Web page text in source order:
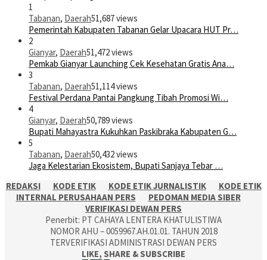
1
Tabanan, Daerah51,687 views
Pemerintah Kabupaten Tabanan Gelar Upacara HUT Pr…
2
Gianyar, Daerah51,472 views
Pemkab Gianyar Launching Cek Kesehatan Gratis Ana…
3
Tabanan, Daerah51,114 views
Festival Perdana Pantai Pangkung Tibah Promosi Wi…
4
Gianyar, Daerah50,789 views
Bupati Mahayastra Kukuhkan Paskibraka Kabupaten G…
5
Tabanan, Daerah50,432 views
Jaga Kelestarian Ekosistem, Bupati Sanjaya Tebar …
REDAKSI
KODE ETIK KODE ETIK JURNALISTIK
KODE ETIK
INTERNAL PERUSAHAAN PERS
PEDOMAN MEDIA SIBER
VERIFIKASI DEWAN PERS
Penerbit: PT CAHAYA LENTERA KHATULISTIWA
NOMOR AHU – 0059967.AH.01.01. TAHUN 2018
TERVERIFIKASI ADMINISTRASI DEWAN PERS
LIKE, SHARE & SUBSCRIBE